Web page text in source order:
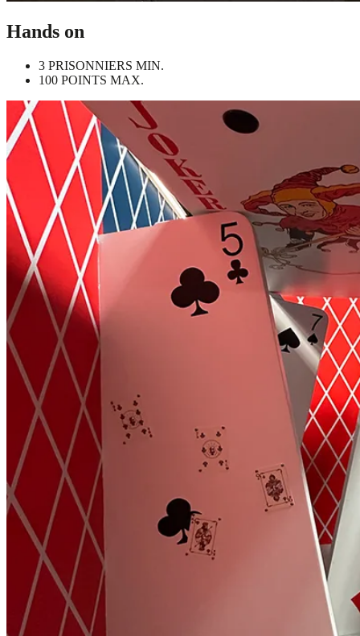
Hands on
3 PRISONNIERS MIN.
100 POINTS MAX.